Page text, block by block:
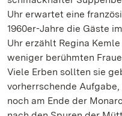
Uhr erwartet eine
1960er-Jahre die Gäste
Uhr erzählt Regina
weniger berühmten
Viele Erben sollten sie
vorherrschende
noch am Ende der